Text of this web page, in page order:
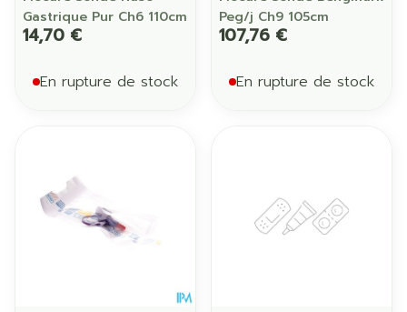
Gastrique Pur Ch6 110cm
14,70 €
En rupture de stock
Peg/j Ch9 105cm
107,76 €
En rupture de stock